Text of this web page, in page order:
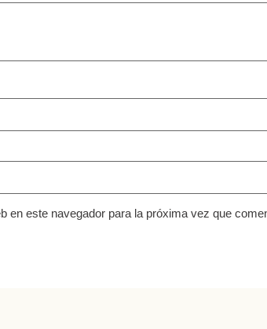
en este navegador para la próxima vez que